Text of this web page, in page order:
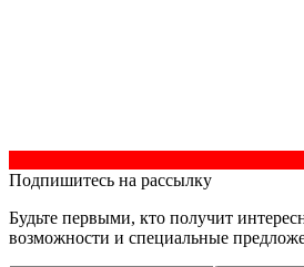
Подпишитесь на рассылку
Будьте первыми, кто получит
возможности и специальные